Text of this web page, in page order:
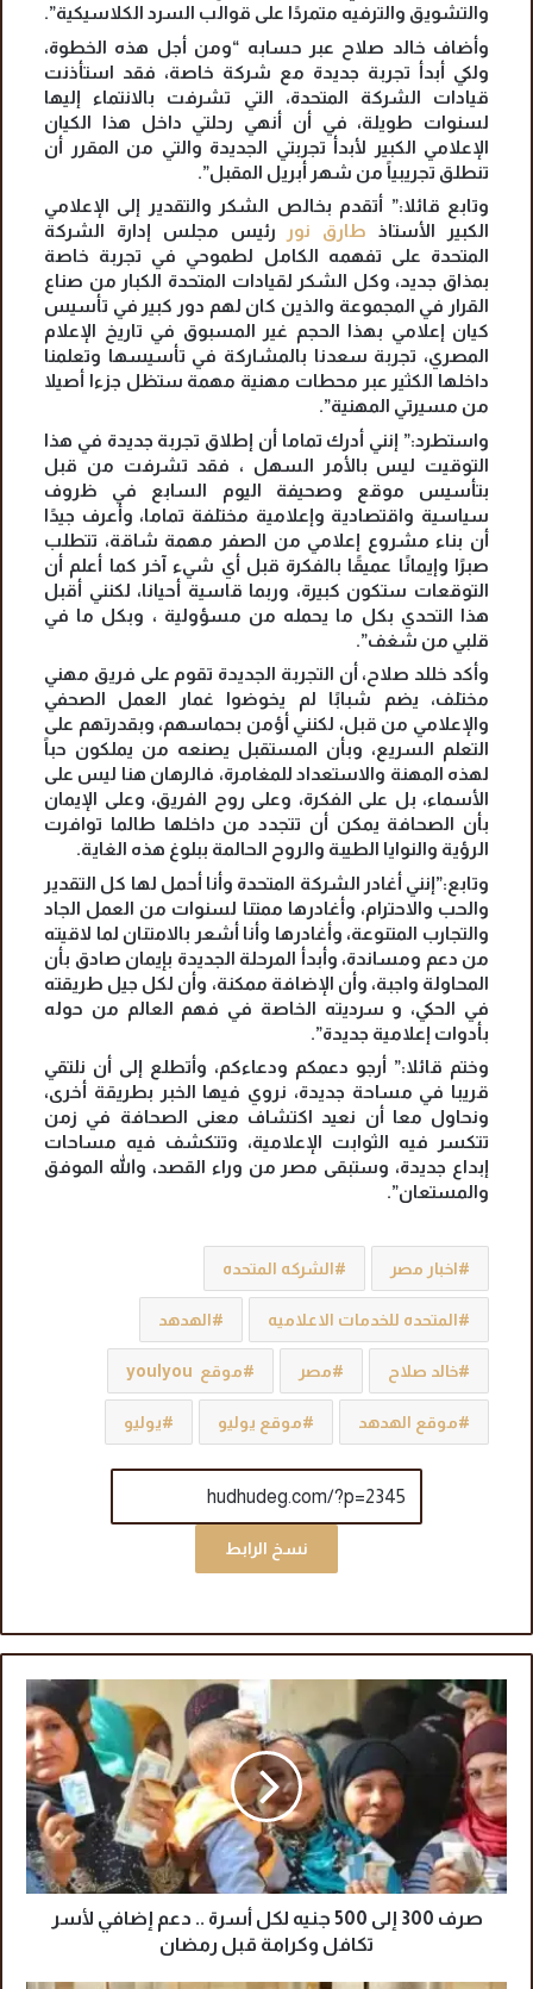
والتشويق والترفيه متمردًا على قوالب السرد الكلاسيكية”.
وأضاف خالد صلاح عبر حسابه “ومن أجل هذه الخطوة،
ولكي أبدأ تجربة جديدة مع شركة خاصة، فقد استأذنت
قيادات الشركة المتحدة، التي تشرفت بالانتماء إليها
لسنوات طويلة، في أن أنهي رحلتي داخل هذا الكيان
الإعلامي الكبير لأبدأ تجربتي الجديدة والتي من المقرر أن
تنطلق تجريبياً من شهر أبريل المقبل”.
وتابع قائلا:” أتقدم بخالص الشكر والتقدير إلى الإعلامي
الكبير الأستاذ طارق نور
رئيس مجلس إدارة الشركة
المتحدة على تفهمه الكامل لطموحي في تجربة خاصة
بمذاق جديد، وكل الشكر لقيادات المتحدة الكبار من صناع
القرار في المجموعة والذين كان لهم دور كبير في تأسيس
كيان إعلامي بهذا الحجم غير المسبوق في تاريخ الإعلام
المصري، تجربة سعدنا بالمشاركة في تأسيسها وتعلمنا
داخلها الكثير عبر محطات مهنية مهمة ستظل جزءا أصيلا
من مسيرتي المهنية”.
واستطرد:” إنني أدرك تماما أن إطلاق تجربة جديدة في هذا
التوقيت ليس بالأمر السهل ، فقد تشرفت من قبل
بتأسيس موقع وصحيفة اليوم السابع في ظروف
سياسية واقتصادية وإعلامية مختلفة تماما، وأعرف جيدًا
أن بناء مشروع إعلامي من الصفر مهمة شاقة، تتطلب
صبرًا وإيمانًا عميقًا بالفكرة قبل أي شيء آخر كما أعلم أن
التوقعات ستكون كبيرة، وربما قاسية أحيانا، لكنني أقبل
هذا التحدي بكل ما يحمله من مسؤولية ، وبكل ما في
قلبي من شغف”.
وأكد خللد صلاح، أن التجربة الجديدة تقوم على فريق مهني
مختلف، يضم شبابًا لم يخوضوا غمار العمل الصحفي
والإعلامي من قبل، لكنني أؤمن بحماسهم، وبقدرتهم على
التعلم السريع، وبأن المستقبل يصنعه من يملكون حباً
لهذه المهنة والاستعداد للمغامرة، فالرهان هنا ليس على
الأسماء، بل على الفكرة، وعلى روح الفريق، وعلى الإيمان
بأن الصحافة يمكن أن تتجدد من داخلها طالما توافرت
الرؤية والنوايا الطيبة والروح الحالمة ببلوغ هذه الغاية.
وتابع:”إنني أغادر الشركة المتحدة وأنا أحمل لها كل التقدير
والحب والاحترام، وأغادرها ممتنا لسنوات من العمل الجاد
والتجارب المتنوعة، وأغادرها وأنا أشعر بالامتنان لما لاقيته
من دعم ومساندة، وأبدأ المرحلة الجديدة بإيمان صادق بأن
المحاولة واجبة، وأن الإضافة ممكنة، وأن لكل جيل طريقته
في الحكي، و سرديته الخاصة في فهم العالم من حوله
بأدوات إعلامية جديدة”.
وختم قائلا:” أرجو دعمكم ودعاءكم، وأتطلع إلى أن نلتقي
قريبا في مساحة جديدة، نروي فيها الخبر بطريقة أخرى،
ونحاول معا أن نعيد اكتشاف معنى الصحافة في زمن
تتكسر فيه الثوابت الإعلامية، وتتكشف فيه مساحات
إبداع جديدة، وستبقى مصر من وراء القصد، والله الموفق
والمستعان”.
اخبار مصر الشركه المتحده
المتحده للخدمات الاعلاميه الهدهد
خالد صلاح مصر موقع youlyou
موقع الهدهد موقع يوليو يوليو
نسخ الرابط
ر
3
0
0
إ
ل
ى
صرف 300 إلى 500 جنيه لكل أسرة .. دعم إضافي لأسر
تكافل وكرامة قبل رمضان